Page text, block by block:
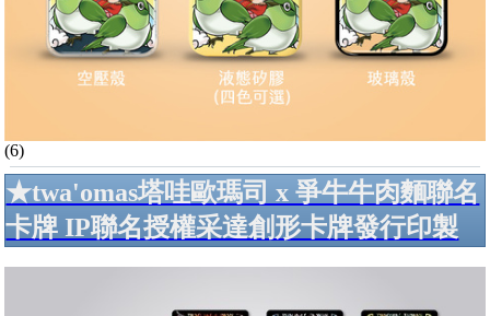
(6)
★twa'omas塔哇歐瑪司 x 爭牛牛肉麵聯名
卡牌 IP聯名授權采達創形卡牌發行印製